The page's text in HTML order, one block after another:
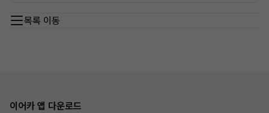
목록 이동
이어카 앱 다운로드